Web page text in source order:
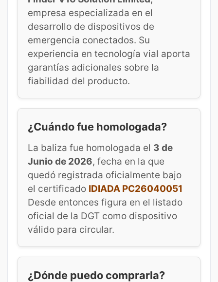
empresa especializada en el
desarrollo de dispositivos de
emergencia conectados. Su
experiencia en tecnología vial aporta
garantías adicionales sobre la
fiabilidad del producto.
¿Cuándo fue homologada?
La baliza fue homologada el 3 de
Junio de 2026, fecha en la que
quedó registrada oficialmente bajo
el certificado IDIADA PC26040051
Desde entonces figura en el listado
oficial de la DGT como dispositivo
válido para circular.
¿Dónde puedo comprarla?